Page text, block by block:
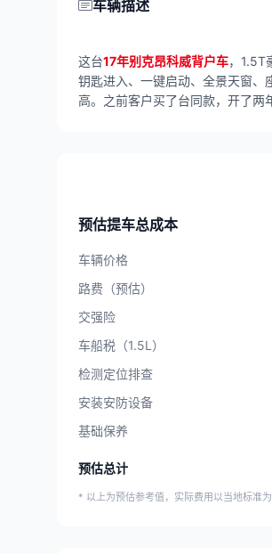
车辆描述
这台17年别克昂科威背户车，1.5T
钥匙进入、一键启动、全景天窗、
高。之前客户买了台同款，开了两
预估提车总成本
车辆价格
路费（预估）
交强险
车船税（1.5L）
检测定位排查
安装安防设备
基础保养
预估总计
* 以上为预估参考值，实际费用以当地标准